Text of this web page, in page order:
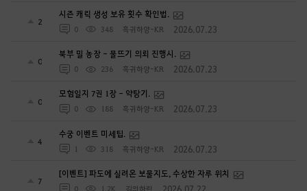
2
시즌 캐릭 생성 보유 횟수 확인법.
0 348 흑귀하양-KR 2026.07.23
0
북부 밀 농장 - 물뜨기 의뢰 진행시.
0 236 흑귀하양-KR 2026.07.23
0
모험일지 7권 1장 - 약탕기.
0 188 흑귀하양-KR 2026.07.23
4
수궁 이벤트 미세팁.
1 318 흑귀하양-KR 2026.07.23
7
[이벤트] 파도에 실려온 보물지도, 수상한 자루 위치
0 1.2K 김의하린 2026.07.22